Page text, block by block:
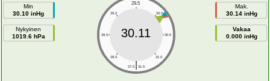
Min
30.10 inHg
Nykyinen
1019.6 hPa
29.5
29.0 30.0
28.5 30.5
28.0 31.0
|
27.5 31.5
30.11
Mak.
30.14 inHg
Vakaa
0.000 inHg